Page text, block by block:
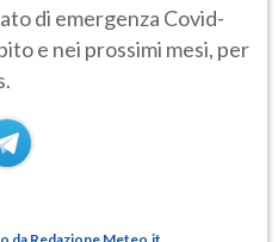
di emergenza Covid-
e nei prossimi mesi, per